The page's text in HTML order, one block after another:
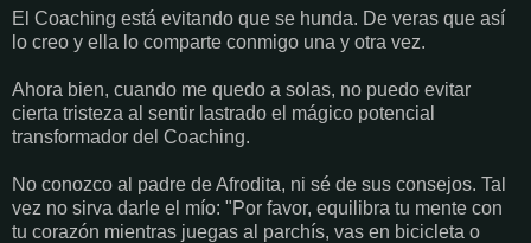
El Coaching está evitando que se hunda. De veras que así
lo creo y ella lo comparte conmigo una y otra vez.
Ahora bien, cuando me quedo a solas, no puedo evitar
cierta tristeza al sentir lastrado el mágico potencial
transformador del Coaching.
No conozco al padre de Afrodita, ni sé de sus consejos. Tal
vez no sirva darle el mío: "Por favor, equilibra tu mente con
tu corazón mientras juegas al parchís, vas en bicicleta o